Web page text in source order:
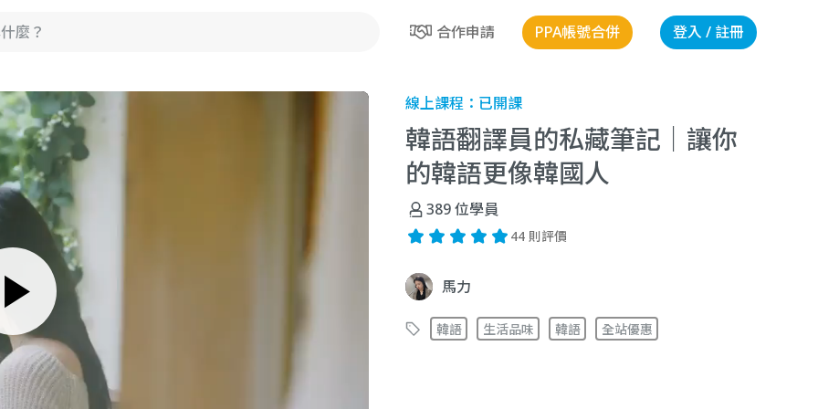
合作申請 PPA帳號合併 登入 / 註冊
線上課程： 已開課
韓語翻譯員的私藏筆記｜讓你
的韓語更像韓國人
389位學員
44 則評價
馬力
韓語 生活品味 韓語 全站優惠